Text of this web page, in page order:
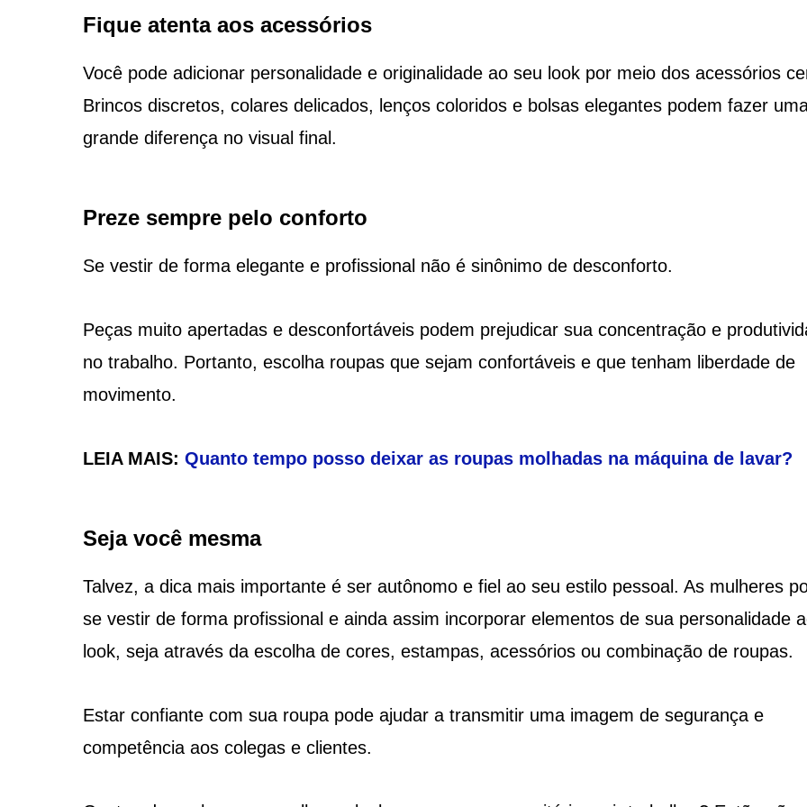
Fique atenta aos acessórios
Você pode adicionar personalidade e originalidade ao seu look por meio dos acessórios
Brincos discretos, colares delicados, lenços coloridos e bolsas elegantes podem fazer
grande diferença no visual final.
Preze sempre pelo conforto
Se vestir de forma elegante e profissional não é sinônimo de desconforto.
Peças muito apertadas e desconfortáveis ​​podem prejudicar sua concentração e
no trabalho. Portanto, escolha roupas que sejam confortáveis ​​e que tenham liberdade de
movimento.
LEIA MAIS: Quanto tempo posso deixar as roupas molhadas na máquina de lavar?
Seja você mesma
Talvez, a dica mais importante é ser autônomo e fiel ao seu estilo pessoal. As mulheres
se vestir de forma profissional e ainda assim incorporar elementos de sua personalidade
look, seja através da escolha de cores, estampas, acessórios ou combinação de roupas.
Estar confiante com sua roupa pode ajudar a transmitir uma imagem de segurança e
competência aos colegas e clientes.